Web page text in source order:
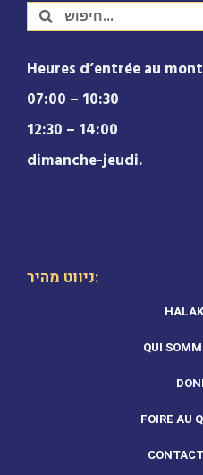
Heures d’entrée au
07:00 – 10:30
12:30 – 14:00
dimanche-jeudi.
ניווט מהיר:
QUI
FOIRE AU